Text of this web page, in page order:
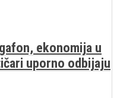
ekonomija u
uporno odbijaju